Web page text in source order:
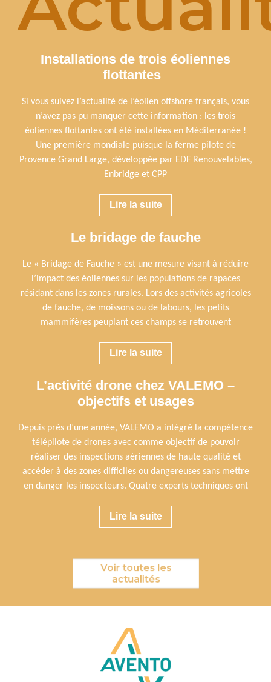
Installations de trois éoliennes
flottantes
Si vous suivez l’actualité de l’éolien offshore français, vous
n’avez pas pu manquer cette information : les trois
éoliennes flottantes ont été installées en Méditerranée !
Une première mondiale puisque la ferme pilote de
Provence Grand Large, développée par EDF Renouvelables,
Enbridge et CPP
Lire la suite
Le bridage de fauche
Le « Bridage de Fauche » est une mesure visant à réduire
l’impact des éoliennes sur les populations de rapaces
résidant dans les zones rurales. Lors des activités agricoles
de fauche, de moissons ou de labours, les petits
mammifères peuplant ces champs se retrouvent
Lire la suite
L’activité drone chez VALEMO –
objectifs et usages
Depuis près d’une année, VALEMO a intégré la compétence
télépilote de drones avec comme objectif de pouvoir
réaliser des inspections aériennes de haute qualité et
accéder à des zones difficiles ou dangereuses sans mettre
en danger les inspecteurs. Quatre experts techniques ont
Lire la suite
Voir toutes les
actualités